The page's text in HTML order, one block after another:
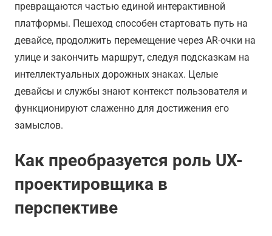
превращаются частью единой интерактивной
платформы. Пешеход способен стартовать путь на
девайсе, продолжить перемещение через AR-очки на
улице и закончить маршрут, следуя подсказкам на
интеллектуальных дорожных знаках. Целые
девайсы и службы знают контекст пользователя и
функционируют слаженно для достижения его
замыслов.
Как преобразуется роль UX-
проектировщика в
перспективе